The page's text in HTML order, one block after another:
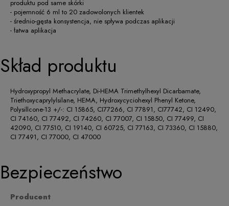
produktu pod same skórki
- pojemność 6 ml to 20 zadowolonych klientek
- średnio-gęsta konsystencja, nie spływa podczas aplikacji
- łatwa aplikacja
Skład produktu
Hydroxypropyl Methacrylate, Di-HEMA Trimethylhexyl Dicarbamate,
Triethoxycaprylylsilane, HEMA, Hydroxycyciohexyl Phenyl Ketone,
Polysillcone-13 +/-: CI 15865, CI77266, CI 77891, CI77742, CI 12490,
CI 74160, CI 77492, CI 74260, CI 77007, CI 15850, CI 77499, CI
42090, CI 77510, CI 19140, CI 60725, CI 77163, CI 73360, CI 15880,
CI 77491, CI 77000, CI 47000
Bezpieczeństwo
Producent